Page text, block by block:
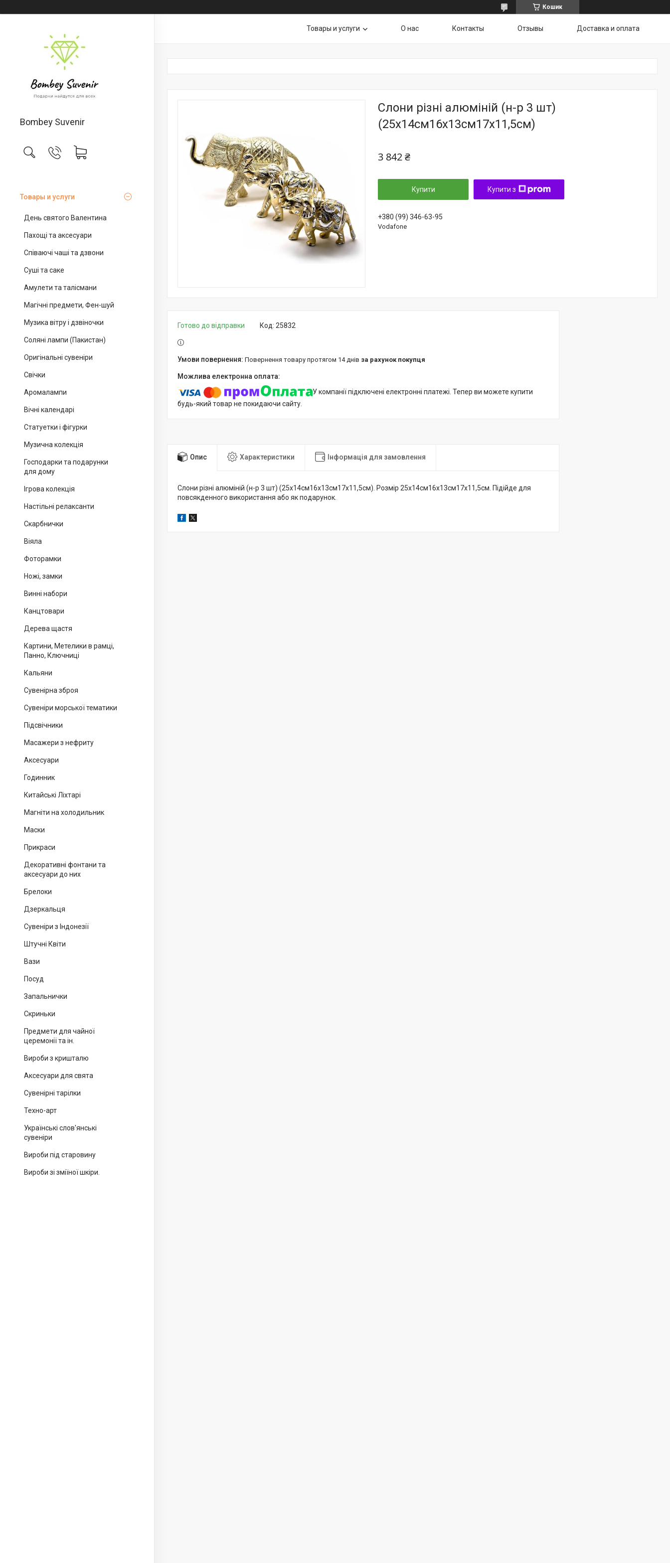
Кошик
Bombey Suvenir
Товары и услуги
День святого Валентина
Пахощі та аксесуари
Співаючі чаші та дзвони
Суші та саке
Амулети та талісмани
Магічні предмети, Фен-шуй
Музика вітру і дзвіночки
Соляні лампи (Пакистан)
Оригінальні сувеніри
Свічки
Аромалампи
Вічні календарі
Статуетки і фігурки
Музична колекція
Господарки та подарунки
для дому
Ігрова колекція
Настільні релаксанти
Скарбнички
Віяла
Фоторамки
Ножі, замки
Винні набори
Канцтовари
Дерева щастя
Картини, Метелики в рамці,
Панно, Ключниці
Кальяни
Сувенірна зброя
Сувеніри морської тематики
Підсвічники
Масажери з нефриту
Аксесуари
Годинник
Китайські Ліхтарі
Магніти на холодильник
Маски
Прикраси
Декоративні фонтани та
аксесуари до них
Брелоки
Дзеркальця
Сувеніри з Індонезії
Штучні Квіти
Вази
Посуд
Запальнички
Скриньки
Предмети для чайної
церемонії та ін.
Вироби з кришталю
Аксесуари для свята
Сувенірні тарілки
Техно-арт
Українські слов'янські
сувеніри
Вироби під старовину
Вироби зі зміїної шкіри.
Товары и услуги О нас Контакты Отзывы Доставка и оплата
Слони різні алюміній (н-р 3 шт)
(25х14см16х13см17х11,5см)
3 842 ₴
Купити Купити з
+380 (99) 346-63-95
Vodafone
Готово до відправки Код: 25832
повернення товару протягом 14 днів за рахунок покупця
У компанії підключені електронні платежі. Тепер ви можете купити
будь-який товар не покидаючи сайту.
Опис Характеристики Інформація для замовлення
Слони різні алюміній (н-р 3 шт) (25х14см16х13см17х11,5см). Розмір 25х14см16х13см17х11,5см. Підійде для
повсякденного використання або як подарунок.